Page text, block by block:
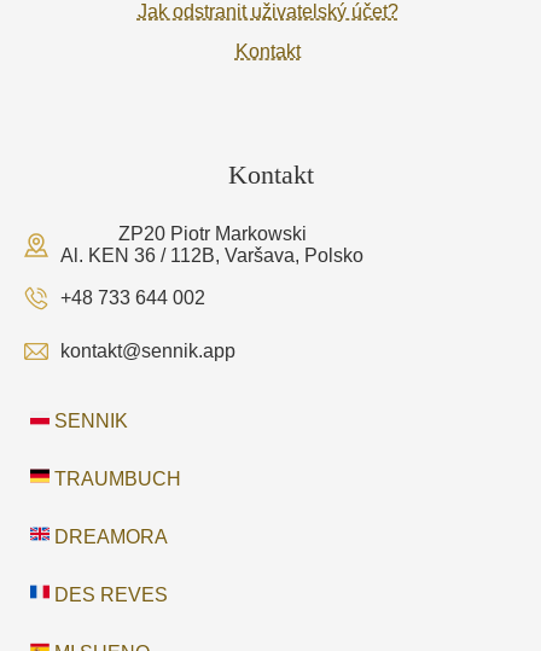
Jak odstranit uživatelský účet?
Kontakt
Kontakt
ZP20 Piotr Markowski
Al. KEN 36 / 112B, Varšava, Polsko
+48 733 644 002
kontakt@sennik.app
SENNIK
TRAUMBUCH
DREAMORA
DES REVES